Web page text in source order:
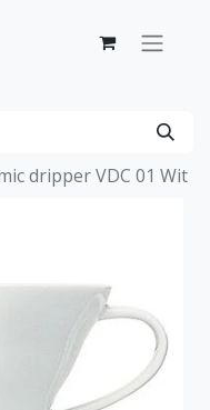
dripper VDC 01 Wit